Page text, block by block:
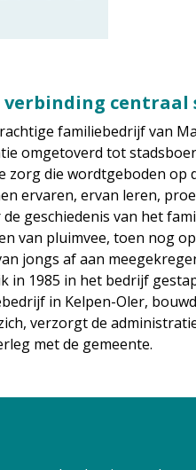
verbinding centraal
familiebedrijf van
omgetoverd tot
zorg die wordtgeboden op
ervaren, ervan leren,
geschiedenis van het
van pluimvee, toen nog
jongs af aan
in 1985 in het bedrijf
in Kelpen-Oler,
verzorgt de
met de gemeente.